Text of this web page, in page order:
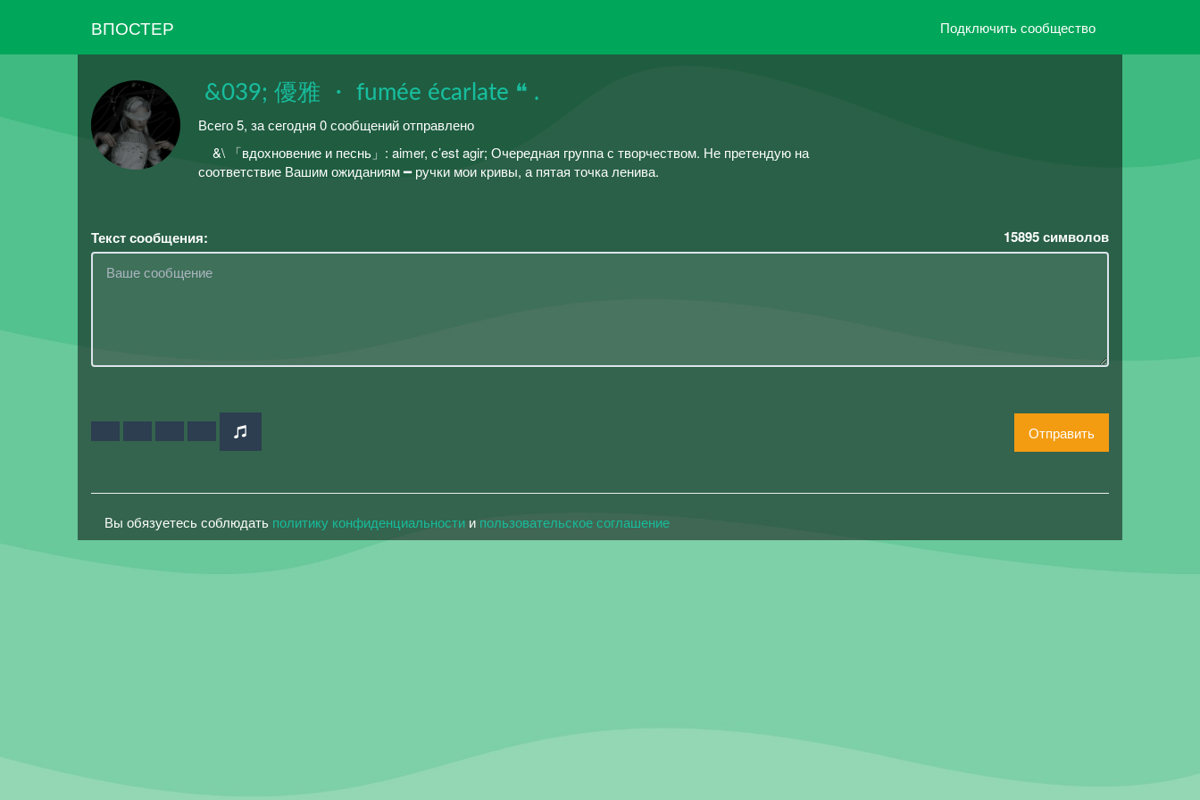
ВПОСТЕР Подключить сообщество
ㅤㅤㅤㅤ &039; 優雅 ・ fumée écarlate ❝ .
Всего 5, за сегодня 0 сообщений отправлено
ㅤ ㅤㅤ ㅤㅤ ㅤㅤ &\ 「вдохновение и песнь」: aimer, c’est agir;ㅤㅤㅤㅤ Очередная группа с творчеством. Не претендую на
соответствие Вашим ожиданиям ━ ручки мои кривы, а пятая точка ленива.
Текст сообщения: 15895символов
Отправить
Вы обязуетесь соблюдать политику конфиденциальности и пользовательское соглашение